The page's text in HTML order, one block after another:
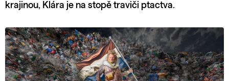
krajinou, Klára je na stopě traviči ptactva.